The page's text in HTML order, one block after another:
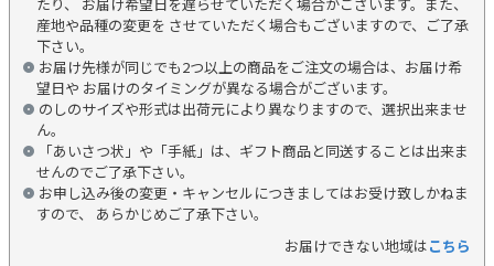
産地や品種の変更を させていただく場合もございますので、ご了承
下さい。
お届け先様が同じでも2つ以上の商品をご注文の場合は、お届け希
望日や お届けのタイミングが異なる場合がございます。
のしのサイズや形式は出荷元により異なりますので、選択出来ませ
ん。
「あいさつ状」や「手紙」は、ギフト商品と同送することは出来ま
せんのでご了承下さい。
お申し込み後の変更・キャンセルにつきましてはお受け致しかねま
すので、 あらかじめご了承下さい。
お届けできない地域はこちら